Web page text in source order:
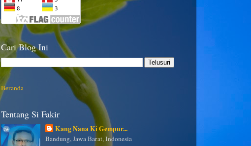
Cari Blog Ini
Beranda
Tentang Si Fakir
Kang Nana Ki Gempur...
Bandung, Jawa Barat, Indonesia